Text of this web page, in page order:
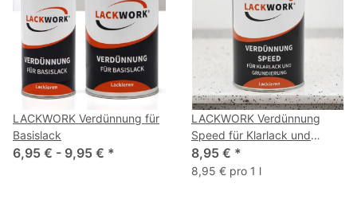
LACKWORK Verdünnung für
Basislack
6,95 € - 9,95 € *
LACKWORK Verdünnung
Speed für Klarlack und
Grundierung 1,0 L
8,95 € *
8,95 € pro 1 l